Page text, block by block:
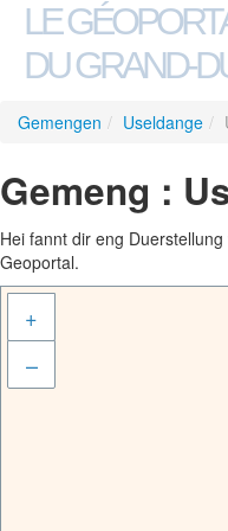
LE
DU GRAND-
Gemengen / Useldange /
Gemeng :
Hei fannt dir eng
Geoportal.
+
–